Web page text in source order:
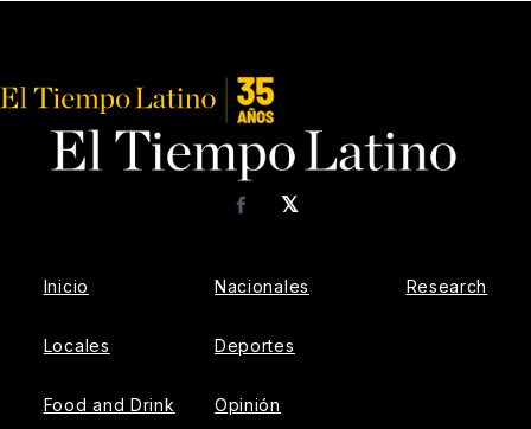
𝕏
Facebook
Inicio
Locales
Food and Drink
Nacionales
Deportes
Opinión
Research